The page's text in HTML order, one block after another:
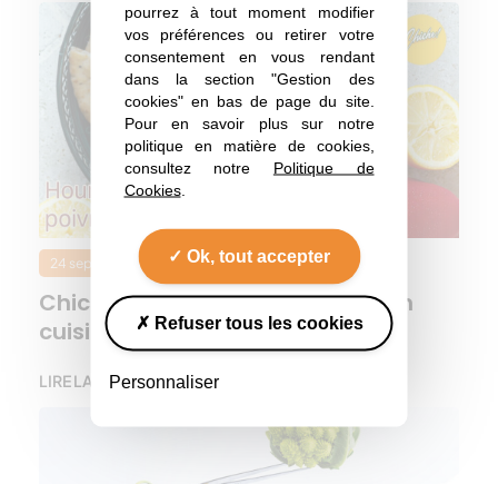
pourrez à tout moment modifier
vos préférences ou retirer votre
consentement en vous rendant
dans la section "Gestion des
cookies" en bas de page du site.
Pour en savoir plus sur notre
politique en matière de cookies,
consultez notre Politique de
Cookies.
Ok, tout accepter
Refuser tous les cookies
Personnaliser
24 septembre 2021 Jeux
Chiche : Amandine vous défie en
cuisine
LIRE LA SUITE